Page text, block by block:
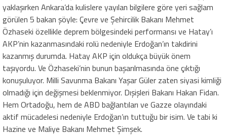
yaklaşırken Ankara’da kulislere yayılan bilgilere göre yeri sağlam
görülen 5 bakan şöyle: Çevre ve Şehircilik Bakanı Mehmet
Özhaseki özellikle deprem bölgesindeki performansı ve Hatay’ı
AKP’nin kazanmasındaki rolü nedeniyle Erdoğan’ın takdirini
kazanmış durumda. Hatay AKP için oldukça büyük önem
taşıyordu. Ve Özhaseki’nin bunun başarılmasında öne çıktığı
konuşuluyor. Milli Savunma Bakanı Yaşar Güler zaten siyasi kimliği
olmadığı için değişmesi beklenmiyor. Dışişleri Bakanı Hakan Fidan.
Hem Ortadoğu, hem de ABD bağlantıları ve Gazze olayındaki
aktif mücadelesi nedeniyle Erdoğan’ın tuttuğu bir isim. Ve tabi ki
Hazine ve Maliye Bakanı Mehmet Şimşek.